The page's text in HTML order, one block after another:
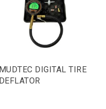
MUDTEC DIGITAL TIRE
DEFLATOR